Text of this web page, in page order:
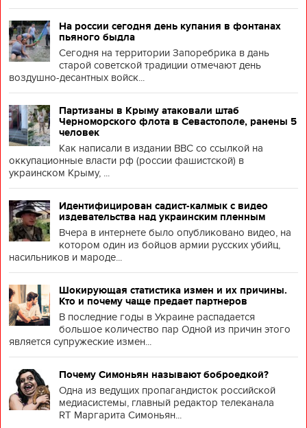
На россии сегодня день купания в фонтанах
пьяного быдла
Сегодня на территории Запоребрика в дань
старой советской традиции отмечают день
воздушно-десантных войск...
Партизаны в Крыму атаковали штаб
Черноморского флота в Севастополе, ранены 5
человек
Как написали в издании BBC со ссылкой на
оккупационные власти рф (россии фашистской) в
украинском Крыму, ...
Идентифицирован садист-калмык с видео
издевательства над украинским пленным
Вчера в интернете было опубликовано видео, на
котором один из бойцов армии русских убийц,
насильников и мароде...
Шокирующая статистика измен и их причины.
Кто и почему чаще предает партнеров
В последние годы в Украине распадается
большое количество пар Одной из причин этого
является супружеские измен...
Почему Симоньян называют боброедкой?
Одна из ведущих пропагандисток российской
медиасистемы, главный редактор телеканала
RT Маргарита Симоньян...